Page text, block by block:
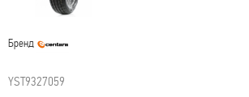
Бренд
YST9327059